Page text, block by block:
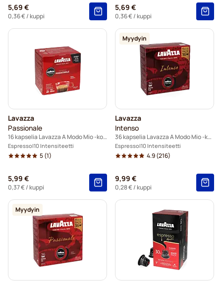
5,69 €
0,36 €/ kuppi
5,69 €
0,36 €/ kuppi
Lavazza
Passionale
16 kapselia Lavazza A Modo Mio -koneisiin
Espresso 10 Intensiteetti
5(1)
5,99 €
0,37 €/ kuppi
Myydyin
Lavazza
Intenso
36 kapselia Lavazza A Modo Mio -koneisiin
Espresso 10 Intensiteetti
4.9(216)
9,99 €
0,28 €/ kuppi
Myydyin